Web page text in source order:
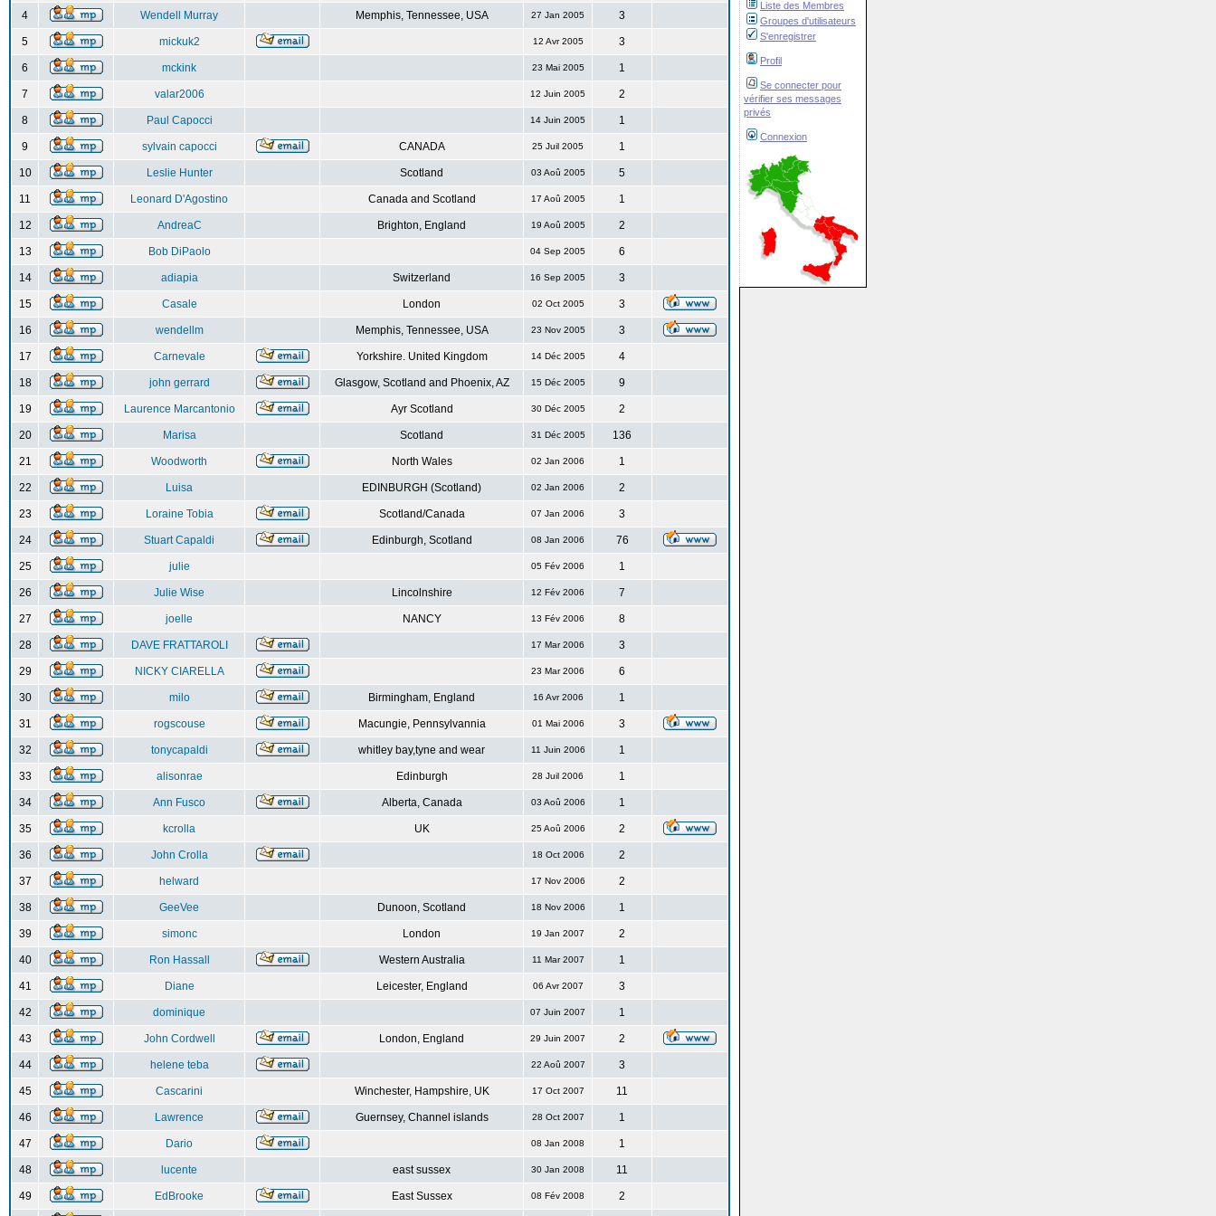
Liste des Membres
Groupes d'utilisateurs
S'enregistrer
Profil
Se connecter pour
vérifier ses messages
privés
Connexion
4 Wendell Murray Memphis, Tennessee, USA 27 Jan 2005 3
5 mickuk2 12 Avr 2005 3
6 mckink 23 Mai 2005 1
7 valar2006 12 Juin 2005 2
8 Paul Capocci 14 Juin 2005 1
9 sylvain capocci CANADA 25 Juil 2005 1
10 Leslie Hunter Scotland 03 Aoû 2005 5
11 Leonard D'Agostino Canada and Scotland 17 Aoû 2005 1
12 AndreaC Brighton, England 19 Aoû 2005 2
13 Bob DiPaolo 04 Sep 2005 6
14 adiapia Switzerland 16 Sep 2005 3
15 Casale London 02 Oct 2005 3
16 wendellm Memphis, Tennessee, USA 23 Nov 2005 3
17 Carnevale Yorkshire. United Kingdom 14 Déc 2005 4
18 john gerrard Glasgow, Scotland and Phoenix, AZ 15 Déc 2005 9
19 Laurence Marcantonio Ayr Scotland 30 Déc 2005 2
20 Marisa Scotland 31 Déc 2005 136
21 Woodworth North Wales 02 Jan 2006 1
22 Luisa EDINBURGH (Scotland) 02 Jan 2006 2
23 Loraine Tobia Scotland/Canada 07 Jan 2006 3
24 Stuart Capaldi Edinburgh, Scotland 08 Jan 2006 76
25 julie 05 Fév 2006 1
26 Julie Wise Lincolnshire 12 Fév 2006 7
27 joelle NANCY 13 Fév 2006 8
28 DAVE FRATTAROLI 17 Mar 2006 3
29 NICKY CIARELLA 23 Mar 2006 6
30 milo Birmingham, England 16 Avr 2006 1
31 rogscouse Macungie, Pennsylvannia 01 Mai 2006 3
32 tonycapaldi whitley bay,tyne and wear 11 Juin 2006 1
33 alisonrae Edinburgh 28 Juil 2006 1
34 Ann Fusco Alberta, Canada 03 Aoû 2006 1
35 kcrolla UK 25 Aoû 2006 2
36 John Crolla 18 Oct 2006 2
37 helward 17 Nov 2006 2
38 GeeVee Dunoon, Scotland 18 Nov 2006 1
39 simonc London 19 Jan 2007 2
40 Ron Hassall Western Australia 11 Mar 2007 1
41 Diane Leicester, England 06 Avr 2007 3
42 dominique 07 Juin 2007 1
43 John Cordwell London, England 29 Juin 2007 2
44 helene teba 22 Aoû 2007 3
45 Cascarini Winchester, Hampshire, UK 17 Oct 2007 11
46 Lawrence Guernsey, Channel islands 28 Oct 2007 1
47 Dario 08 Jan 2008 1
48 lucente east sussex 30 Jan 2008 11
49 EdBrooke East Sussex 08 Fév 2008 2